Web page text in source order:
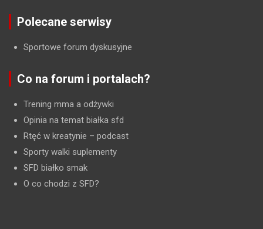
Polecane serwisy
Sportowe forum dyskusyjne
Co na forum i portalach?
Trening mma a odżywki
Opinia na temat białka sfd
Rtęć w kreatynie – podcast
Sporty walki suplementy
SFD białko smak
O co chodzi z SFD?